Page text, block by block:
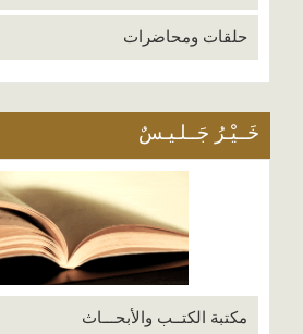
حلقات ومحاضرات
خَــيْـرُ جَــلـيـسٌ
مكتبة الكتــب والأبحـــاث